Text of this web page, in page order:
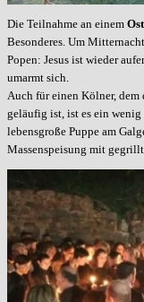
Die Teilnahme an einem
Besonderes. Um
Popen: Jesus ist wieder
umarmt sich.
Auch für einen Kölner,
geläufig ist, ist es ein
lebensgroße Puppe am
Massenspeisung mit